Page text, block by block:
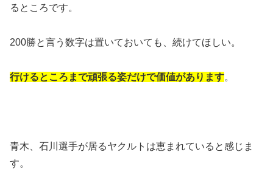
るところです。
200勝と言う数字は置いておいても、続けてほしい。
行けるところまで頑張る姿だけで価値があります。
青木、石川選手が居るヤクルトは恵まれていると感じま
す。